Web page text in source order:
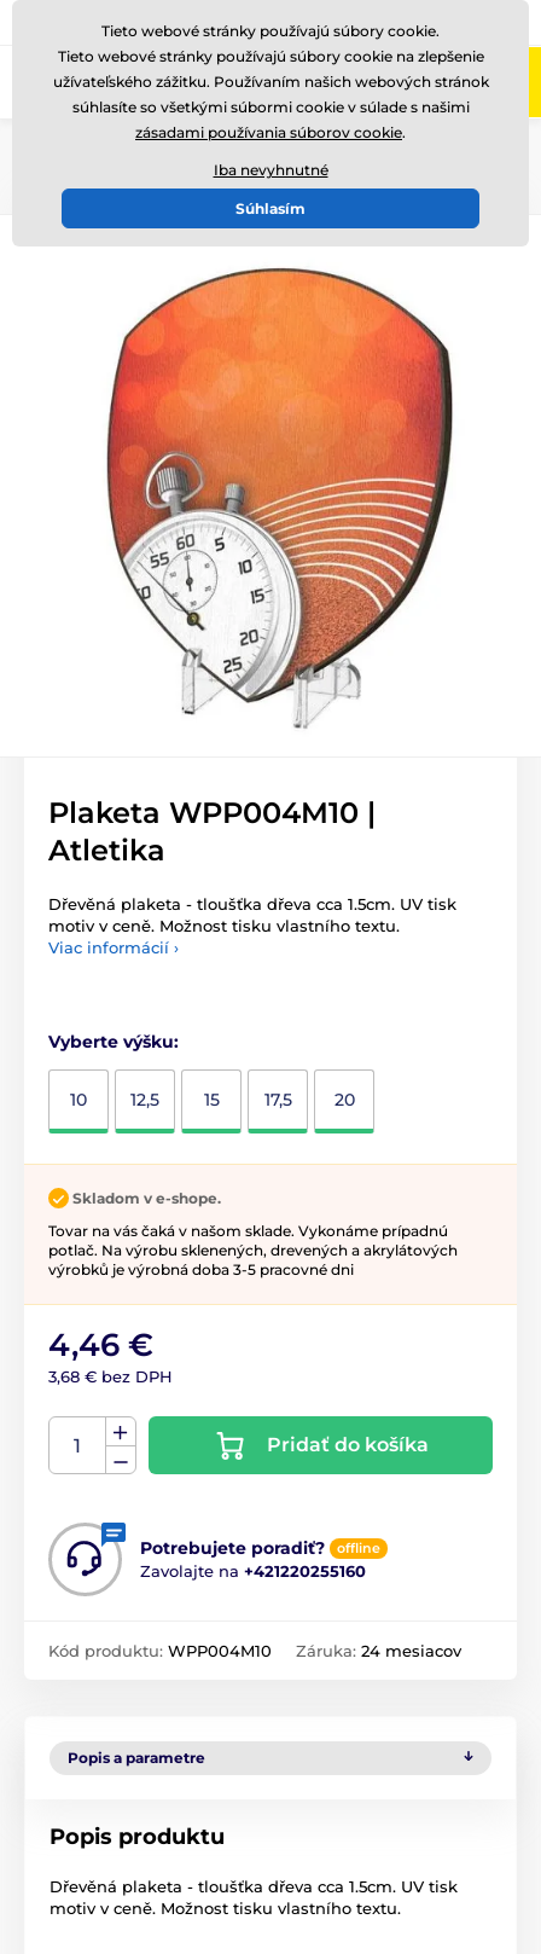
Zavolajte nám (Po-Pi 8-17) +421220255160
Plaketa WPP004M10 |
Atletika
Dřevěná plaketa - tloušťka dřeva cca 1.5cm. UV tisk
motiv v ceně. Možnost tisku vlastního textu.
Viac informácií ›
Vyberte výšku:
10 12,5 15 17,5 20
Skladom v e-shope.
Tovar na vás čaká v našom sklade. Vykonáme prípadnú
potlač. Na výrobu sklenených, drevených a akrylátových
výrobků je výrobná doba 3-5 pracovné dni
4,46 €
3,68 € bez DPH
Pridať do košíka
Potrebujete poradiť? offline
Zavolajte na +421220255160
Kód produktu: WPP004M10 Záruka: 24 mesiacov
Popis a parametre
Popis produktu
Dřevěná plaketa - tloušťka dřeva cca 1.5cm. UV tisk
motiv v ceně. Možnost tisku vlastního textu.
Tieto webové stránky používajú súbory cookie.
Tieto webové stránky používajú súbory cookie na zlepšenie
užívateľského zážitku. Používaním našich webových stránok
súhlasíte so všetkými súbormi cookie v súlade s našimi
zásadami používania súborov cookie.
Iba nevyhnutné
Súhlasím